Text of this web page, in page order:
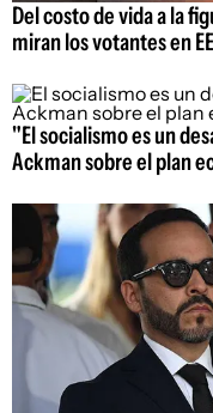
Del costo de vida a la
miran los votantes en
"El socialismo es un
Ackman sobre el plan